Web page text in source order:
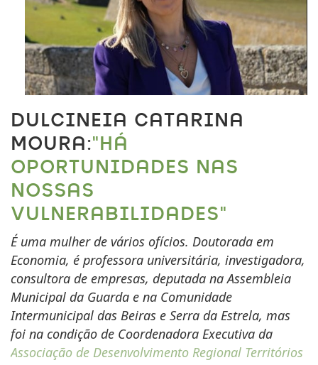
DULCINEIA CATARINA
MOURA:"HÁ
OPORTUNIDADES NAS
NOSSAS
VULNERABILIDADES"
É uma mulher de vários ofícios. Doutorada em
Economia, é professora universitária, investigadora,
consultora de empresas, deputada na Assembleia
Municipal da Guarda e na Comunidade
Intermunicipal das Beiras e Serra da Estrela, mas
foi na condição de Coordenadora Executiva da
Associação de Desenvolvimento Regional Territórios